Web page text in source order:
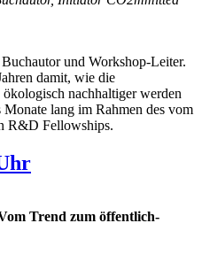
und Workshop-Leiter.
damit, wie die
nachhaltiger werden
lang im Rahmen des vom
R&D Fellowships.
Trend zum öffentlich-